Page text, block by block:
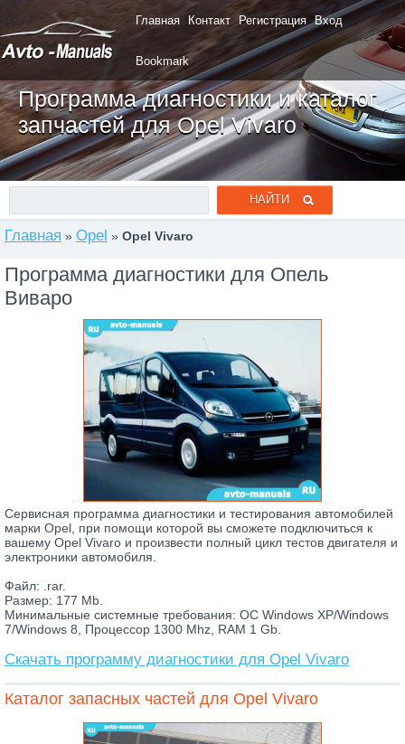
Главная Контакт Регистрация Вход
Bookmark
Программа диагностики и каталог
запчастей для Opel Vivaro
Главная » Opel » Opel Vivaro
Программа диагностики для Опель
Виваро
Сервисная программа диагностики и тестирования автомобилей
марки Opel, при помощи которой вы сможете подключиться к
вашему Opel Vivaro и произвести полный цикл тестов двигателя и
электроники автомобиля.
Файл: .rar.
Размер: 177 Mb.
Минимальные системные требования: ОС Windows XP/Windows
7/Windows 8, Процессор 1300 Mhz, RAM 1 Gb.
Скачать программу диагностики для Opel Vivaro
Каталог запасных частей для Opel Vivaro